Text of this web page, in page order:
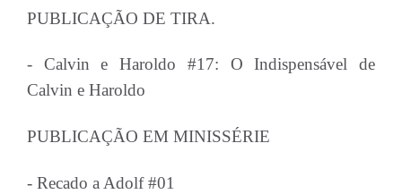
PUBLICAÇÃO DE TIRA.
- Calvin e Haroldo #17: O Indispensável de
Calvin e Haroldo
PUBLICAÇÃO EM MINISSÉRIE
- Recado a Adolf #01